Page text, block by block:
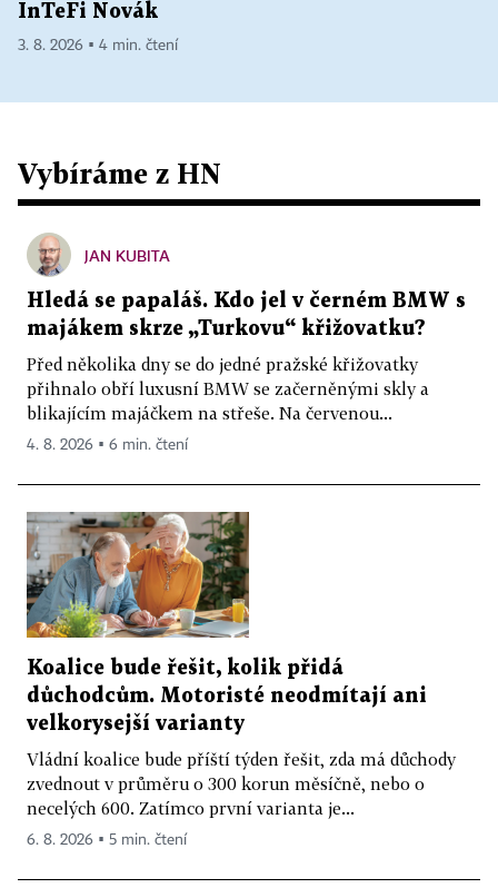
InTeFi Novák
3. 8. 2026 ▪ 4 min. čtení
Vybíráme z HN
JAN KUBITA
Hledá se papaláš. Kdo jel v černém BMW s
majákem skrze „Turkovu“ křižovatku?
Před několika dny se do jedné pražské křižovatky
přihnalo obří luxusní BMW se začerněnými skly a
blikajícím majáčkem na střeše. Na červenou...
4. 8. 2026 ▪ 6 min. čtení
Koalice bude řešit, kolik přidá
důchodcům. Motoristé neodmítají ani
velkorysejší varianty
Vládní koalice bude příští týden řešit, zda má důchody
zvednout v průměru o 300 korun měsíčně, nebo o
necelých 600. Zatímco první varianta je...
6. 8. 2026 ▪ 5 min. čtení